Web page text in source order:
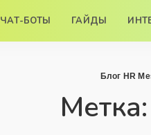
ЧАТ-БОТЫ ГАЙДЫ
Блог HR
Метка: